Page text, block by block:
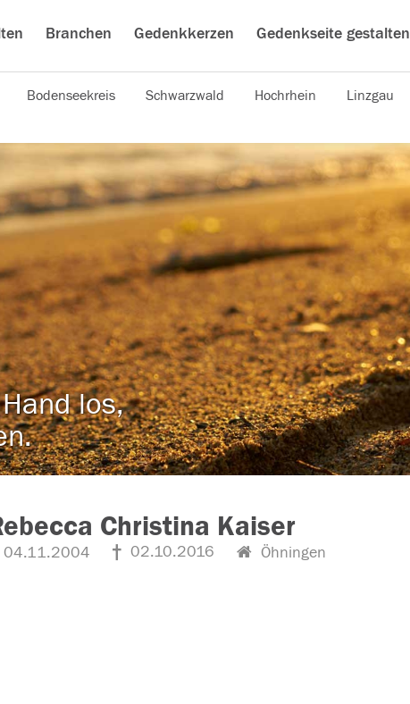
Branchen Gedenkkerzen Gedenkseite gestalten
Bodenseekreis Schwarzwald Hochrhein Linzgau
los,
Christina Kaiser
04.11.2004 02.10.2016 Öhningen